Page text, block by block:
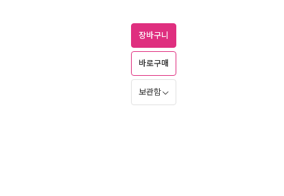
장바구니
바로구매
보관함